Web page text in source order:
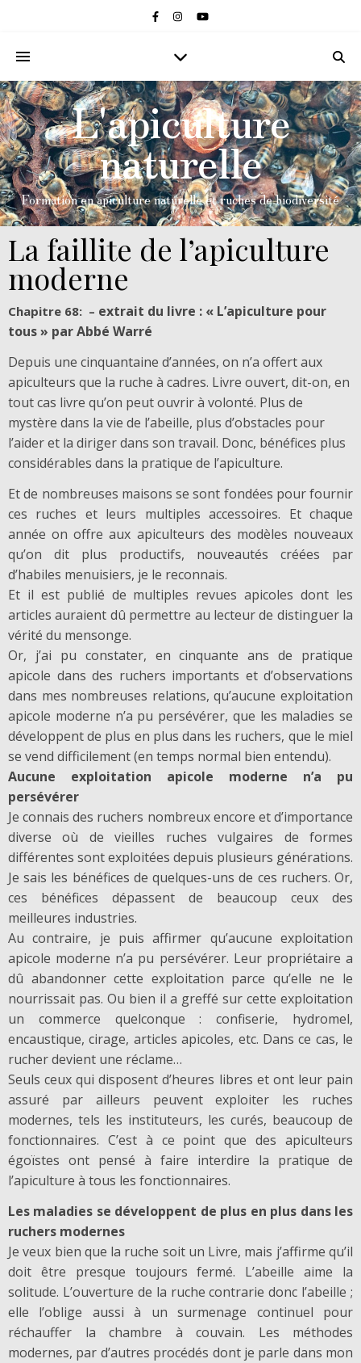
L'apiculture
naturelle
Formation en apiculture naturelle et ruches de biodiversité
La faillite de l’apiculture
moderne
Chapitre 68: – extrait du livre : « L’apiculture pour
tous » par Abbé Warré
Depuis une cinquantaine d’années, on n’a offert aux
apiculteurs que la ruche à cadres. Livre ouvert, dit-on, en
tout cas livre qu’on peut ouvrir à volonté. Plus de
mystère dans la vie de l’abeille, plus d’obstacles pour
l’aider et la diriger dans son travail. Donc, bénéfices plus
considérables dans la pratique de l’apiculture.
Et de nombreuses maisons se sont fondées pour fournir
ces ruches et leurs multiples accessoires. Et chaque
année on offre aux apiculteurs des modèles nouveaux
qu’on dit plus productifs, nouveautés créées par
d’habiles menuisiers, je le reconnais.
Et il est publié de multiples revues apicoles dont les
articles auraient dû permettre au lecteur de distinguer la
vérité du mensonge.
Or, j’ai pu constater, en cinquante ans de pratique
apicole dans des ruchers importants et d’observations
dans mes nombreuses relations, qu’aucune exploitation
apicole moderne n’a pu persévérer, que les maladies se
développent de plus en plus dans les ruchers, que le miel
se vend difficilement (en temps normal bien entendu).
Aucune exploitation apicole moderne n’a pu
persévérer
Je connais des ruchers nombreux encore et d’importance
diverse où de vieilles ruches vulgaires de formes
différentes sont exploitées depuis plusieurs générations.
Je sais les bénéfices de quelques-uns de ces ruchers. Or,
ces bénéfices dépassent de beaucoup ceux des
meilleures industries.
Au contraire, je puis affirmer qu’aucune exploitation
apicole moderne n’a pu persévérer. Leur propriétaire a
dû abandonner cette exploitation parce qu’elle ne le
nourrissait pas. Ou bien il a greffé sur cette exploitation
un commerce quelconque : confiserie, hydromel,
encaustique, cirage, articles apicoles, etc. Dans ce cas, le
rucher devient une réclame…
Seuls ceux qui disposent d’heures libres et ont leur pain
assuré par ailleurs peuvent exploiter les ruches
modernes, tels les instituteurs, les curés, beaucoup de
fonctionnaires. C’est à ce point que des apiculteurs
égoïstes ont pensé à faire interdire la pratique de
l’apiculture à tous les fonctionnaires.
Les maladies se développent de plus en plus dans les
ruchers modernes
Je veux bien que la ruche soit un Livre, mais j’affirme qu’il
doit être presque toujours fermé. L’abeille aime la
solitude. L’ouverture de la ruche contrarie donc l’abeille ;
elle l’oblige aussi à un surmenage continuel pour
réchauffer la chambre à couvain. Les méthodes
modernes, par d’autres procédés dont je parle dans mon